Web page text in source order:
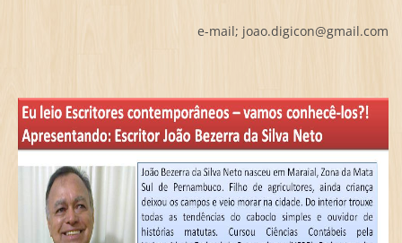
e-mail; joao.digicon@gmail.com